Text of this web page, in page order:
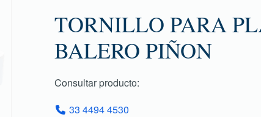
TORNILLO PARA
BALERO PIÑON
Consultar producto:
33 4494 4530